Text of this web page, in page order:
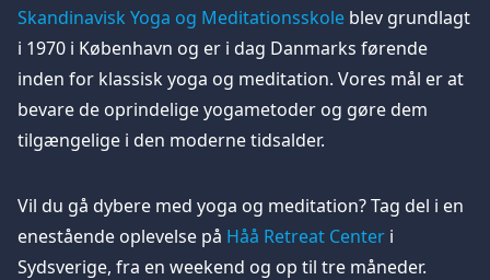
Skandinavisk Yoga og Meditationsskole blev grundlagt
i 1970 i København og er i dag Danmarks førende
inden for klassisk yoga og meditation. Vores mål er at
bevare de oprindelige yogametoder og gøre dem
tilgængelige i den moderne tidsalder.
Vil du gå dybere med yoga og meditation? Tag del i en
enestående oplevelse på Håå Retreat Center i
Sydsverige, fra en weekend og op til tre måneder.